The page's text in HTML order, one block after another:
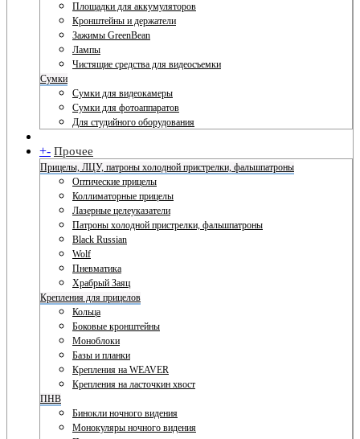
Площадки для аккумуляторов
Кронштейны и держатели
Зажимы GreenBean
Лампы
Чистящие средства для видеосъемки
Сумки
Сумки для видеокамеры
Сумки для фотоаппаратов
Для студийного оборудования
+- Прочее
Прицелы, ЛЦУ, патроны холодной пристрелки, фальшпатроны
Оптические прицелы
Коллиматорные прицелы
Лазерные целеуказатели
Патроны холодной пристрелки, фальшпатроны
Black Russian
Wolf
Пневматика
Храбрый Заяц
Крепления для прицелов
Кольца
Боковые кронштейны
Моноблоки
Базы и планки
Крепления на WEAVER
Крепления на ласточкин хвост
ПНВ
Бинокли ночного видения
Монокуляры ночного видения